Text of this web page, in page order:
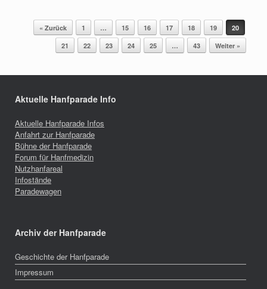
Beitragsnavigation
« Zurück 1 … 15 16 17 18 19
20
21
22 23 24 25 … 43 Weiter »
Aktuelle Hanfparade Info
Aktuelle Hanfparade Infos
Anfahrt zur Hanfparade
Bühne der Hanfparade
Forum für Hanfmedizin
Nutzhanfareal
Infostände
Paradewagen
Archiv der Hanfparade
Geschichte der Hanfparade
Impressum